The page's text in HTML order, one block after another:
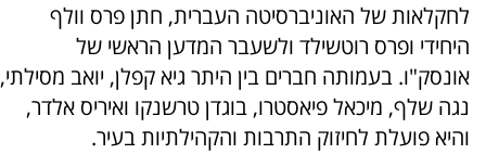
לחקלאות של האוניברסיטה העברית, חתן פרס וולף
היחידי ופרס רוטשילד ולשעבר המדען הראשי של
אונסק"ו. בעמותה חברים בין היתר גיא קפלן, יואב מסילתי,
נגה שלף, מיכאל פיאסטרו, בוגדן טרשנקו ואיריס אלדר,
והיא פועלת לחיזוק התרבות והקהילתיות בעיר.